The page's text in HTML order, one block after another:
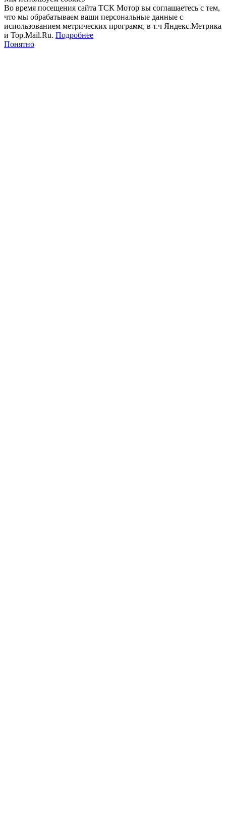
Во время посещения сайта ТСК Мотор вы соглашаетесь с тем,
что мы обрабатываем ваши персональные данные с
использованием метрических программ, в т.ч Яндекс.Метрика
и Top.Mail.Ru. Подробнее
Понятно